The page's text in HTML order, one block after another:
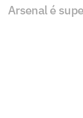
Arsenal é